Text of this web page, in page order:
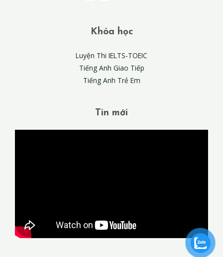
Khóa học
Luyện Thi IELTS-TOEIC
Tiếng Anh Giao Tiếp
Tiếng Anh Trẻ Em
Tin mới